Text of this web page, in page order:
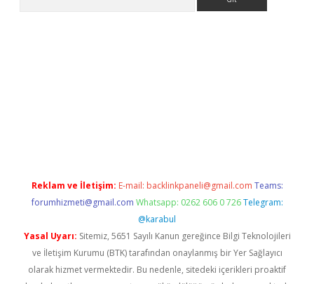
Reklam ve İletişim: E-mail: backlinkpaneli@gmail.com Teams:
forumhizmeti@gmail.com Whatsapp: 0262 606 0 726 Telegram:
@karabul
Yasal Uyarı: Sitemiz, 5651 Sayılı Kanun gereğince Bilgi Teknolojileri
ve İletişim Kurumu (BTK) tarafından onaylanmış bir Yer Sağlayıcı
olarak hizmet vermektedir. Bu nedenle, sitedeki içerikleri proaktif